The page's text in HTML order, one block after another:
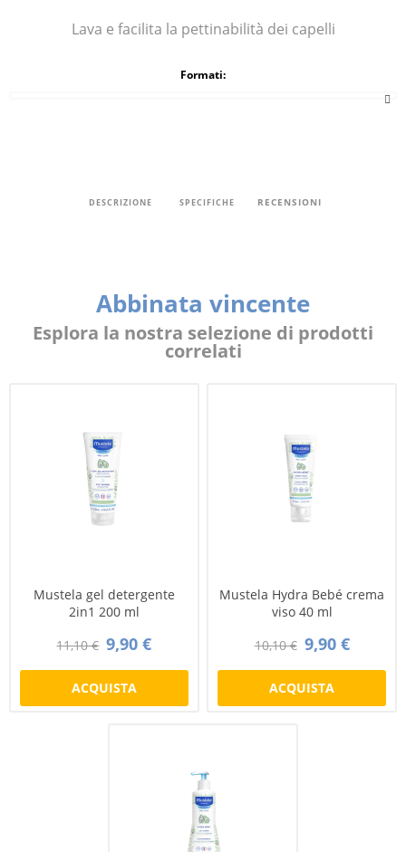
Lava e facilita la pettinabilità dei capelli
Formati:
DESCRIZIONE SPECIFICHE RECENSIONI
Abbinata vincente
Esplora la nostra selezione di prodotti
correlati
Mustela gel detergente
2in1 200 ml
11,10 € 9,90 €
ACQUISTA
Mustela Hydra Bebé crema
viso 40 ml
10,10 € 9,90 €
ACQUISTA